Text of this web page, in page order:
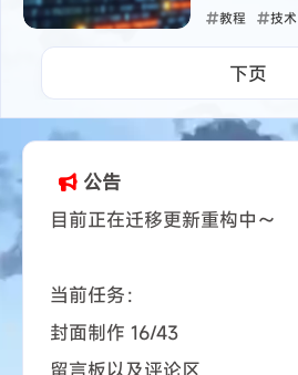
教程 技术
下页
公告
目前正在迁移更新重构中～
当前任务：
封面制作 16/43